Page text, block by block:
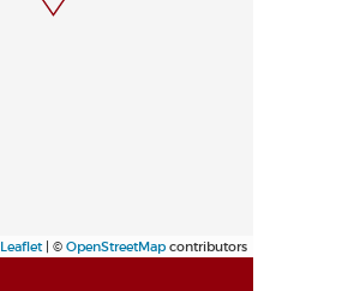
Leaflet| © OpenStreetMap contributors